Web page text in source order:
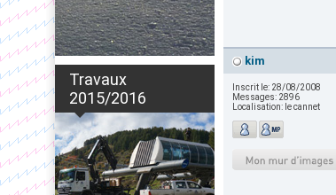
Travaux
2015/2016
kim
Inscrit le: 28/08/2008
Messages: 2896
Localisation: le cannet